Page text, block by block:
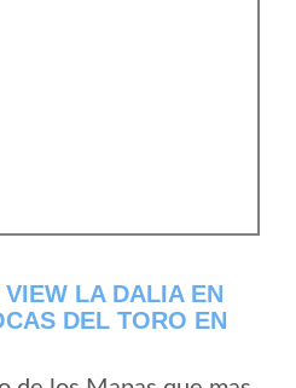
LA DALIA EN
DEL TORO EN